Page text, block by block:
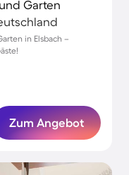
Garten
in Elsbach –
Zum Angebot